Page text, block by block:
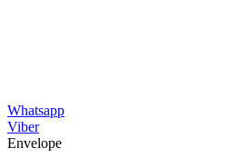
Whatsapp
Viber
Envelope